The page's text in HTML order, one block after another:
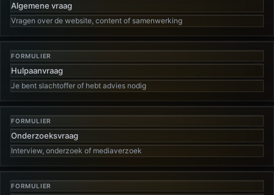
Algemene vraag
Vragen over de website, content of samenwerking
FORMULIER
Hulpaanvraag
Je bent slachtoffer of hebt advies nodig
FORMULIER
Onderzoeksvraag
Interview, onderzoek of mediaverzoek
FORMULIER